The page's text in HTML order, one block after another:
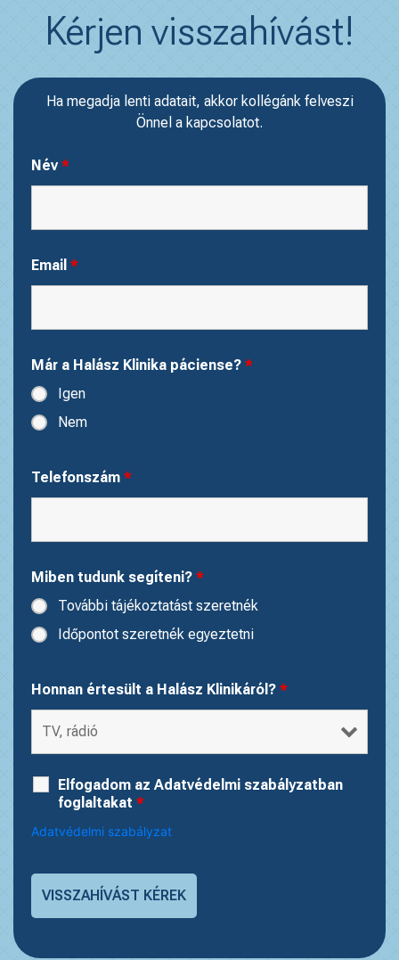
Kérjen visszahívást!
Ha megadja lenti adatait, akkor kollégánk felveszi
Önnel a kapcsolatot.
Név *
Email *
Már a Halász Klinika páciense? *
Igen
Nem
Telefonszám *
Miben tudunk segíteni? *
További tájékoztatást szeretnék
Időpontot szeretnék egyeztetni
Honnan értesült a Halász Klinikáról? *
Elfogadom az Adatvédelmi szabályzatban
foglaltakat *
Adatvédelmi szabályzat